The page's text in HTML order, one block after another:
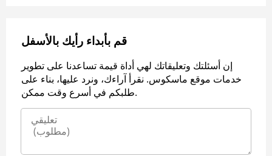
قم بأبداء رأيك بالأسفل
إن أسئلتك وتعليقاتك لهي أداة قيمة تساعدنا على تطوير
خدمات موقع ماسكوس. نقرأ آراءك، ونرد عليها، بناء على
طلبكم في أسرع وقت ممكن.